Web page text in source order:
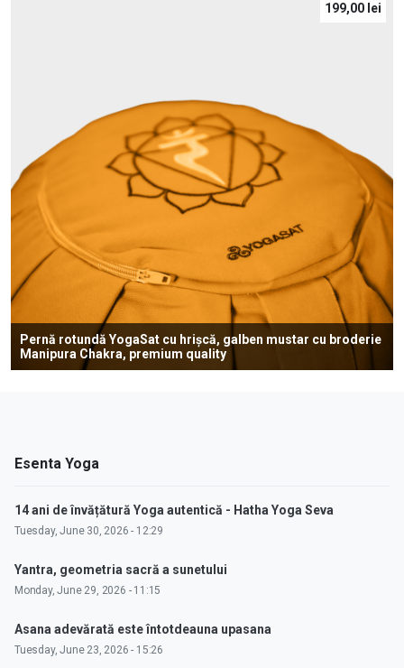
Pernă rotundă YogaSat cu hrișcă, galben mustar cu broderie
Manipura Chakra, premium quality
199,00 lei
Esenta Yoga
14 ani de învățătură Yoga autentică - Hatha Yoga Seva
Tuesday, June 30, 2026 - 12:29
Yantra, geometria sacră a sunetului
Monday, June 29, 2026 - 11:15
Asana adevărată este întotdeauna upasana
Tuesday, June 23, 2026 - 15:26